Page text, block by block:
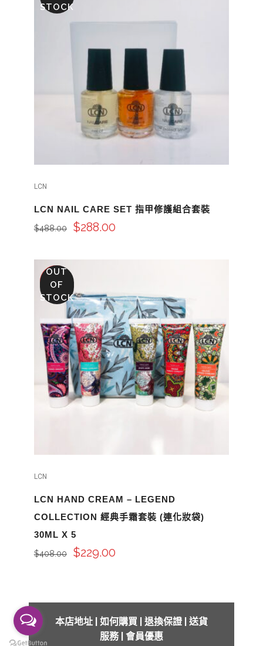
STOCK
LCN
LCN NAIL CARE SET 指甲修護組合套裝
$488.00 $288.00
SALE
OUT
OF
STOCK
LCN
LCN HAND CREAM – LEGEND
COLLECTION 經典手霜套裝 (連化妝袋)
30ML X 5
$408.00 $229.00
本店地址 如何購買 退換保證
送貨
服務
會員優惠